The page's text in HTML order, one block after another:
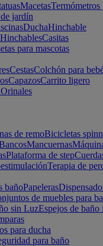
MacetasTermómetros
jardín
DuchaHinchable
HinchablesCasitas
para mascotas
CestasColchón para
CapazosCarrito ligero
Orinales
de remoBicicletas
Mancuernas
Plataforma de step
Terapia de
bañoPapeleras
de muebles para
sin LuzEspejos de
para ducha
para baño